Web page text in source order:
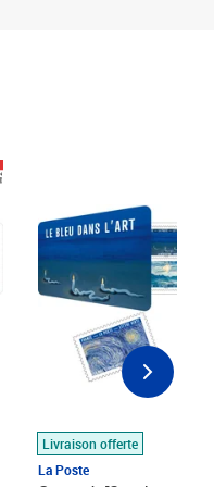
Livraison offerte
La Poste